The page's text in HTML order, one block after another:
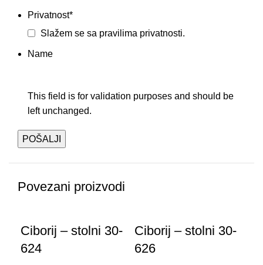
Privatnost*
Slažem se sa pravilima privatnosti.
Name
This field is for validation purposes and should be
left unchanged.
Povezani proizvodi
Ciborij – stolni 30-
624
Ciborij – stolni 30-
626